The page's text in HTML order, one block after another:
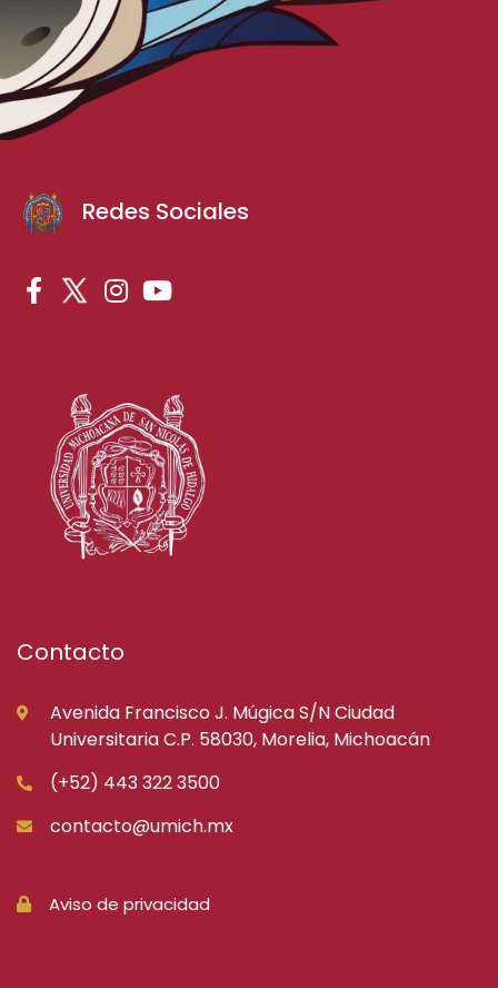
Redes Sociales
Contacto
Avenida Francisco J. Múgica S/N Ciudad
Universitaria C.P. 58030, Morelia, Michoacán
(+52) 443 322 3500
contacto@umich.mx
Aviso de privacidad